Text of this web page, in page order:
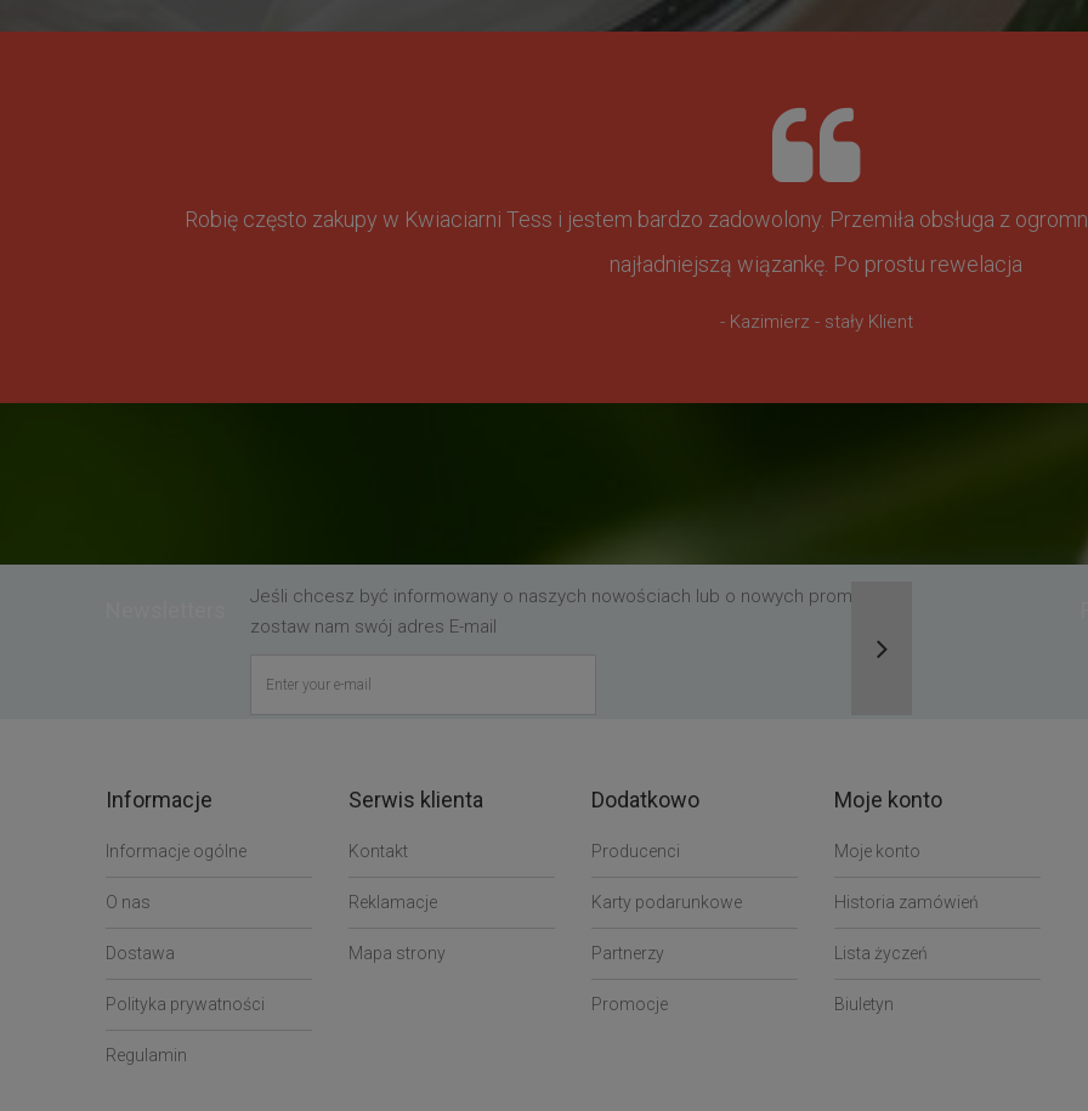
Robię często zakupy w Kwiaciarni Tess i jestem bardzo zadowolony. Przemiła obsługa z
najładniejszą wiązankę. Po prostu rewelacja
- Kazimierz - stały Klient
Jeśli chcesz być informowany o naszych nowościach lub o nowych promocjach,
zostaw nam swój adres E-mail
Informacje
Informacje ogólne
O nas
Dostawa
Polityka prywatności
Regulamin
Serwis klienta
Kontakt
Reklamacje
Mapa strony
Dodatkowo
Producenci
Karty podarunkowe
Partnerzy
Promocje
Moje konto
Moje konto
Historia zamówień
Lista życzeń
Biuletyn